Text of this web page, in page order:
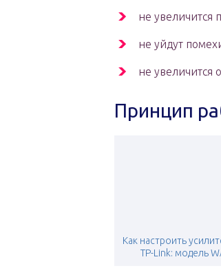
не увеличится
не уйдут
не увеличится
Принцип
Как настроить
TP-Link: модель